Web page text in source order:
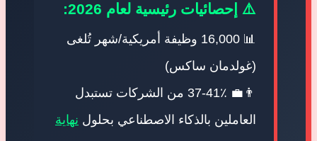
⚠️ إحصائيات رئيسية لعام 2026:
📊 16,000 وظيفة أمريكية/شهر تُلغى
(غولدمان ساكس)
👨‍💼 37-41٪ من الشركات تستبدل
العاملين بالذكاء الاصطناعي بحلولنهاية